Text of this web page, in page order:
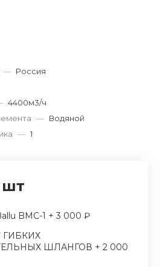
— Россия
4400м3/ч
— Водяной
— 1
шт
BMC-1 + 3 000 ₽
ШЛАНГОВ + 2 000